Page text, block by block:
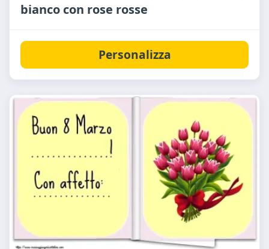
bianco con rose rosse
Personalizza